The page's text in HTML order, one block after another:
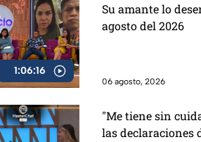
1:06:16
Su amante lo
agosto del 2026
06 agosto, 2026
"Me tiene sin
las declaraciones